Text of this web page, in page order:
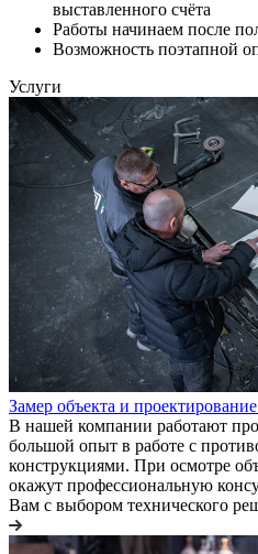
выставленного счёта
Работы начинаем после
Возможность поэтапной
Услуги
Замер объекта и
В нашей компании работают
большой опыт в работе с
конструкциями. При осмотре
окажут профессиональную
Вам с выбором технического